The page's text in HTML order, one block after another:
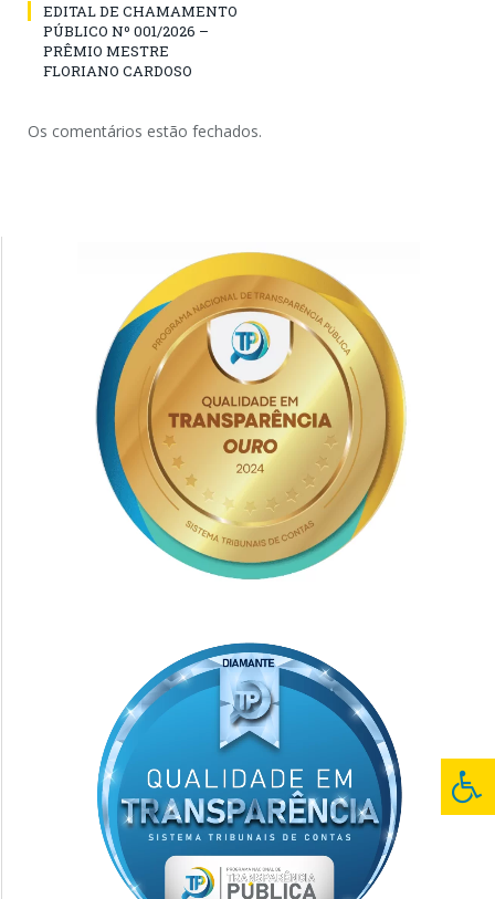
EDITAL DE CHAMAMENTO
PÚBLICO Nº 001/2026 –
PRÊMIO MESTRE
FLORIANO CARDOSO
Os comentários estão fechados.